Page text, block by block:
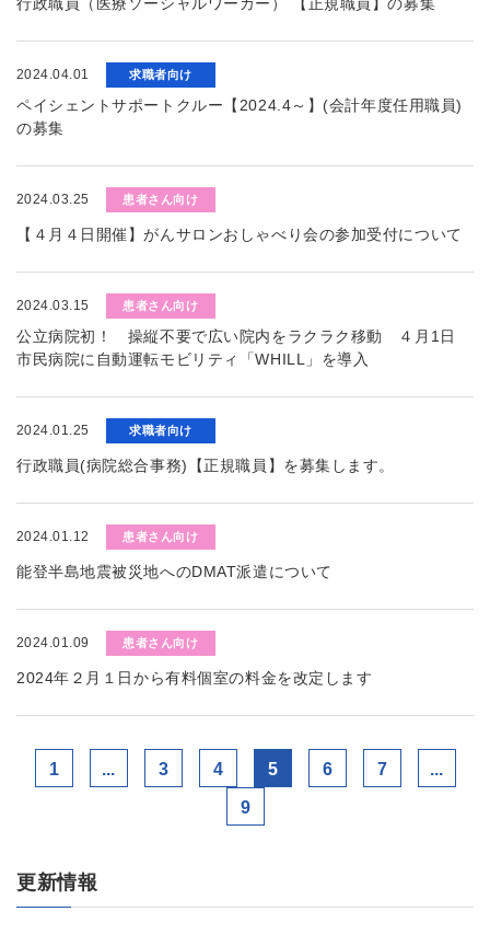
2024.04.01 求職者向け
ペイシェントサポートクルー【2024.4～】(会計年度任用職員)
の募集
2024.03.25 患者さん向け
【４月４日開催】がんサロンおしゃべり会の参加受付について
2024.03.15 患者さん向け
公立病院初！ 操縦不要で広い院内をラクラク移動 ４月1日
市民病院に自動運転モビリティ「WHILL」を導入
2024.01.25 求職者向け
行政職員(病院総合事務)【正規職員】を募集します。
2024.01.12 患者さん向け
能登半島地震被災地へのDMAT派遣について
2024.01.09 患者さん向け
2024年２月１日から有料個室の料金を改定します
1 ... 3 4 5 6 7 ...
9
更新情報